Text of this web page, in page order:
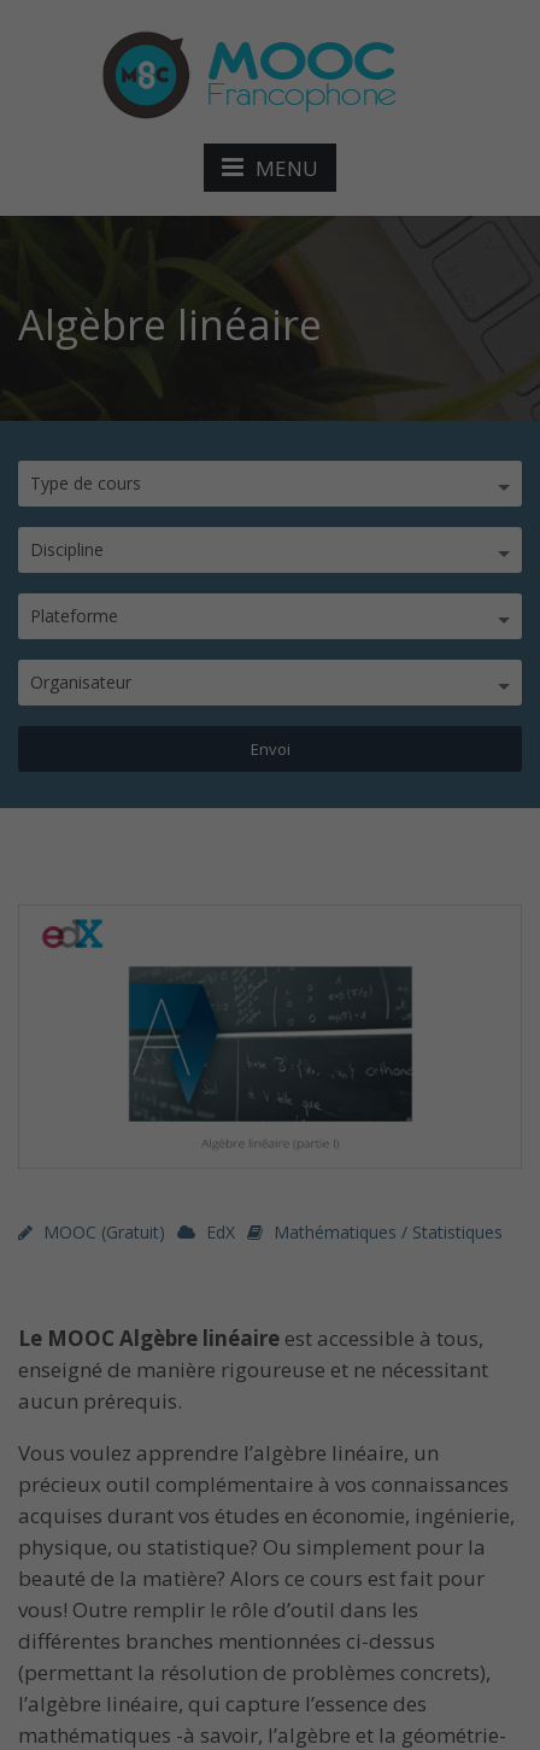
MENU
Algèbre linéaire
Type de cours
Discipline
Plateforme
Organisateur
MOOC (gratuit) EdX Mathématiques / Statistiques
Le MOOC Algèbre linéaire est accessible à tous,
enseigné de manière rigoureuse et ne nécessitant
aucun prérequis.
Vous voulez apprendre l’algèbre linéaire, un
précieux outil complémentaire à vos connaissances
acquises durant vos études en économie, ingénierie,
physique, ou statistique? Ou simplement pour la
beauté de la matière? Alors ce cours est fait pour
vous! Outre remplir le rôle d’outil dans les
différentes branches mentionnées ci-dessus
(permettant la résolution de problèmes concrets),
l’algèbre linéaire, qui capture l’essence des
mathématiques -à savoir, l’algèbre et la géométrie-